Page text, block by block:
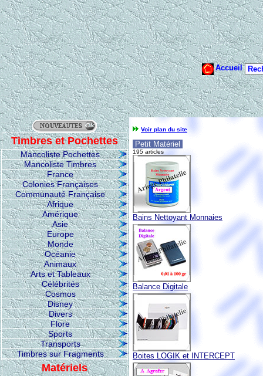
Timbres et Pochettes
Mancoliste Pochettes
Mancoliste Timbres
France
Colonies Françaises
Communauté Française
Afrique
Amérique
Asie
Europe
Monde
Océanie
Animaux
Arts et Tableaux
Célébrités
Cosmos
Disney
Divers
Flore
Sports
Transports
Timbres sur Fragments
Matériels
Voir plan du site
Petit Matériel
195 articles
Bains Nettoyant Monnaies
Balance Digitale
Boites LOGIK et INTERCEPT